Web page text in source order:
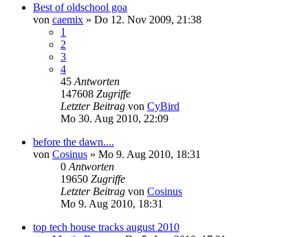
Best of oldschool goa
von caemix » Do 12. Nov 2009, 21:38
1
2
3
4
45 Antworten
147608 Zugriffe
Letzter Beitrag von CyBird
Mo 30. Aug 2010, 22:09
before the dawn....
von Cosinus » Mo 9. Aug 2010, 18:31
0 Antworten
19650 Zugriffe
Letzter Beitrag von Cosinus
Mo 9. Aug 2010, 18:31
top tech house tracks august 2010